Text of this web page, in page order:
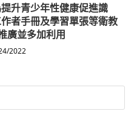
升青少年性健康促進識
者手冊及學習單張等衛教
廣並多加利用
2022